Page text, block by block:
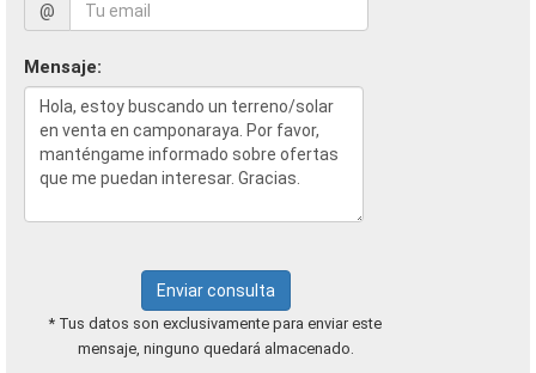
@
Mensaje:
Enviar consulta
* Tus datos son exclusivamente para enviar este
mensaje, ninguno quedará almacenado.